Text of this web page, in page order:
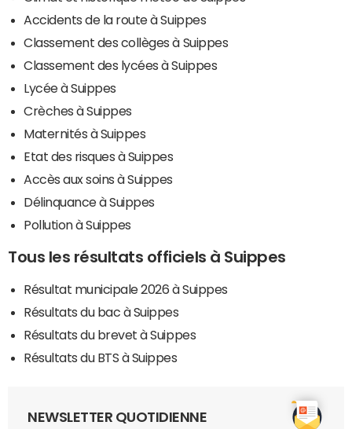
Accidents de la route à Suippes
Classement des collèges à Suippes
Classement des lycées à Suippes
Lycée à Suippes
Crèches à Suippes
Maternités à Suippes
Etat des risques à Suippes
Accès aux soins à Suippes
Délinquance à Suippes
Pollution à Suippes
Tous les résultats officiels à Suippes
Résultat municipale 2026 à Suippes
Résultats du bac à Suippes
Résultats du brevet à Suippes
Résultats du BTS à Suippes
NEWSLETTER QUOTIDIENNE